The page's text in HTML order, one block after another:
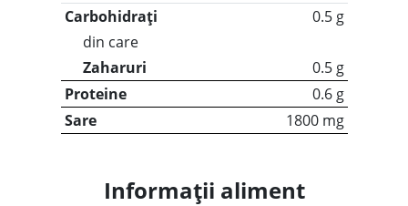
Carbohidrați
0.5 g
din care
Zaharuri
0.5 g
Proteine
0.6 g
Sare
1800 mg
Informații aliment